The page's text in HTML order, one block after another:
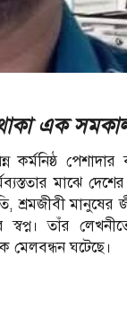
এক
পেশাদার
মাঝে
শ্রমজীবী মানুষের
তাঁর
মেলবন্ধন ঘটেছে।